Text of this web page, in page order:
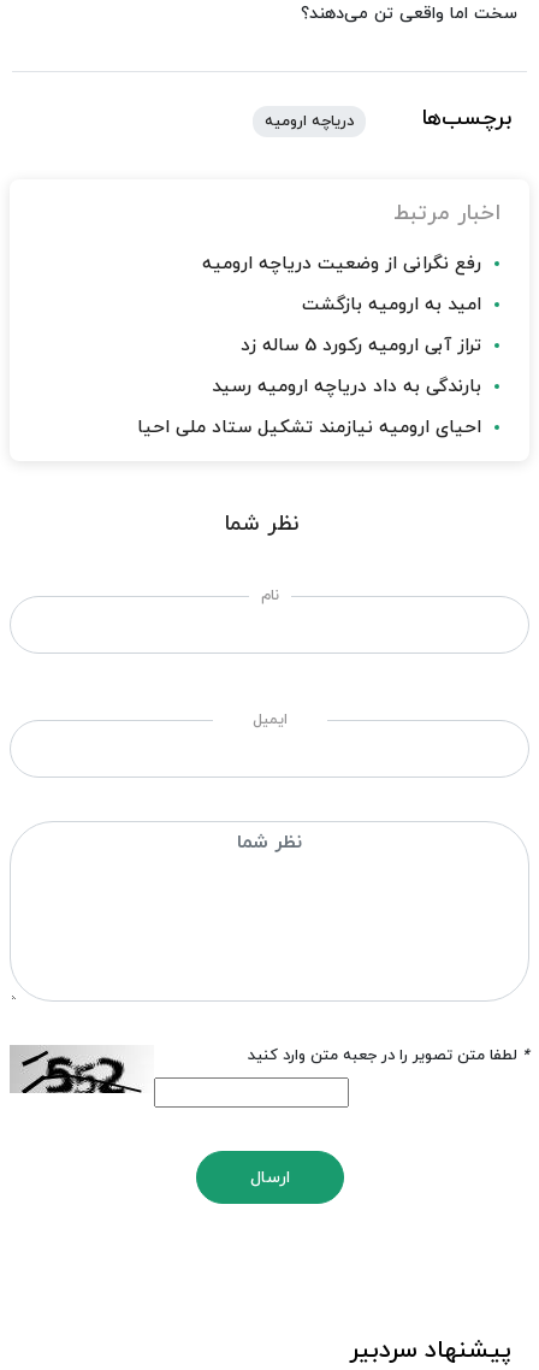
سخت اما واقعی تن می‌دهند؟
برچسب‌ها دریاچه ارومیه
اخبار مرتبط
رفع نگرانی از وضعیت دریاچه ارومیه
امید به ارومیه بازگشت
تراز آبی ارومیه رکورد 5 ساله زد
بارندگی به داد دریاچه ارومیه رسید
احیای ارومیه نیازمند تشکیل ستاد ملی احیا
نظر شما
نام
ایمیل
* لطفا متن تصویر را در جعبه متن وارد کنید
ارسال
پیشنهاد سردبیر